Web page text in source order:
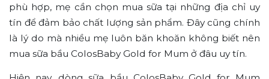
phù hợp, mẹ cần chọn mua sữa tại những địa chỉ uy
tín để đảm bảo chất lượng sản phẩm. Đây cũng chính
là lý do mà nhiều mẹ luôn băn khoăn không biết nên
mua sữa bầu ColosBaby Gold for Mum ở đâu uy tín.